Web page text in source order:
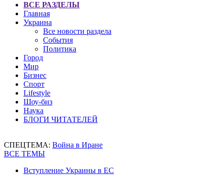
ВСЕ РАЗДЕЛЫ
Главная
Украина
Все новости раздела
События
Политика
Город
Мир
Бизнес
Спорт
Lifestyle
Шоу-биз
Наука
БЛОГИ ЧИТАТЕЛЕЙ
СПЕЦТЕМА: Война в Иране
ВСЕ ТЕМЫ
Вступление Украины в ЕС